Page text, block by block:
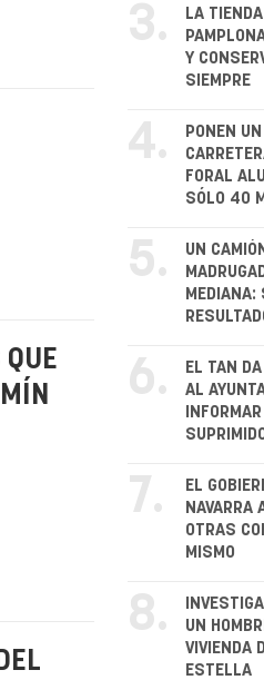
3.
LA
Y
SIEMPRE
4.
PONEN
FORAL
SÓLO 40
5.
UN
MEDIANA:
6.
EL TAN
AL
7.
EL
NAVARRA
OTRAS
MISMO
8.
UN
VIVIENDA
ESTELLA